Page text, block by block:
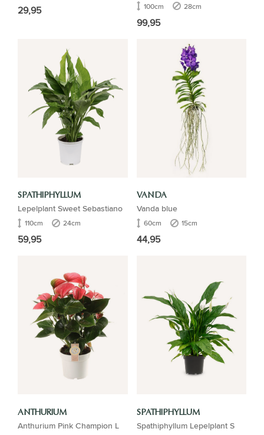
29,95 100cm 28cm
99,95
SPATHIPHYLLUM
Lepelplant Sweet Sebastiano
110cm 24cm
59,95
VANDA
Vanda blue
60cm 15cm
44,95
ANTHURIUM
Anthurium Pink Champion L
SPATHIPHYLLUM
Spathiphyllum Lepelplant S